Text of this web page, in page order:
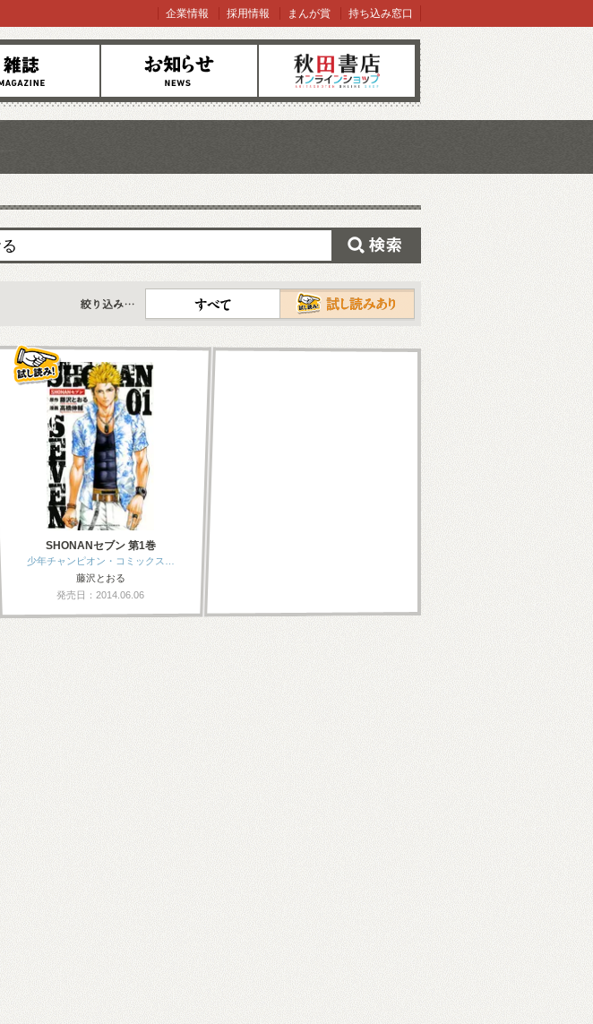
お知らせ オンラインショップ
企業情報 採用情報 まんが賞 持ち込み窓口
すべて
SHONANセブン 第1巻
少年チャンピオン・コミックス…
藤沢とおる
発売日：2014.06.06